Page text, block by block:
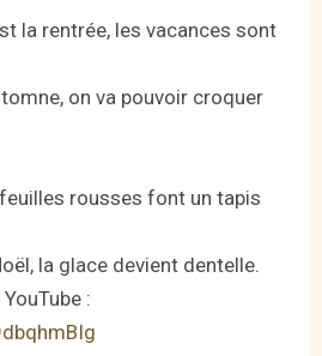
la rentrée, les vacances sont
on va pouvoir croquer
rousses font un tapis
la glace devient dentelle.
: